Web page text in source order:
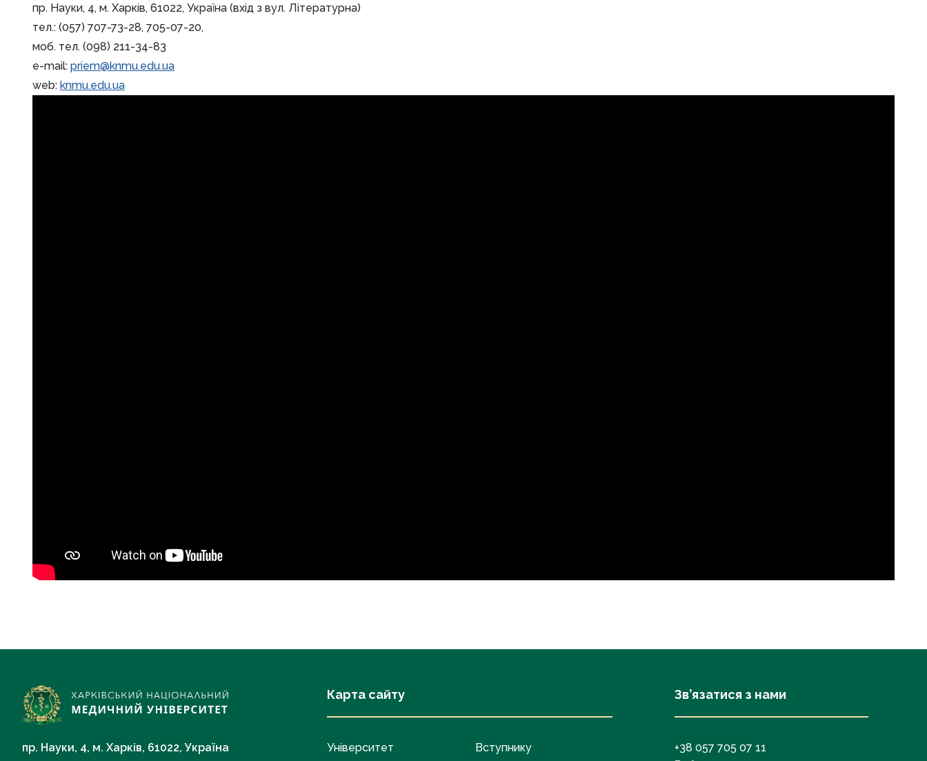
пр. Науки, 4, м. Харків, 61022, Україна (вхід з вул. Літературна)
тел.: (057) 707-73-28, 705-07-20,
моб. тел. (098) 211-34-83
e-mail: priem@knmu.edu.ua
web: knmu.edu.ua
пр. Науки, 4, м. Харків, 61022, Україна
Карта сайту
Університет Вступнику
Зв’язатися з нами
+38 057 705 07 11